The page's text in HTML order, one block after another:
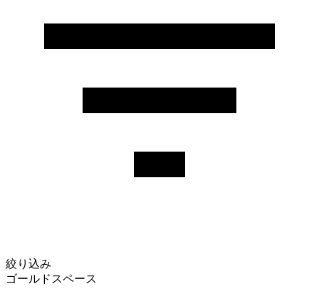
絞り込み
ゴールドスペース